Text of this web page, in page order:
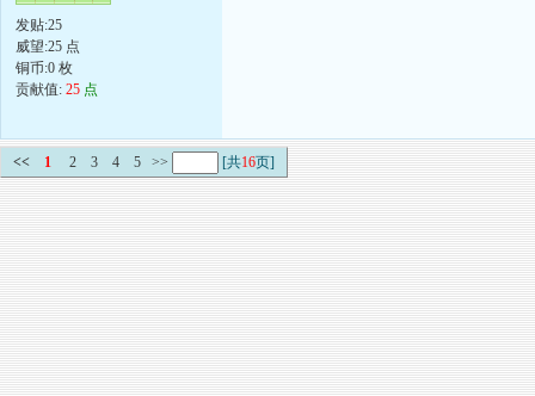
发贴:25
威望:25 点
铜币:0 枚
贡献值: 25 点
<< 1 2 3 4 5 >> [共16页]